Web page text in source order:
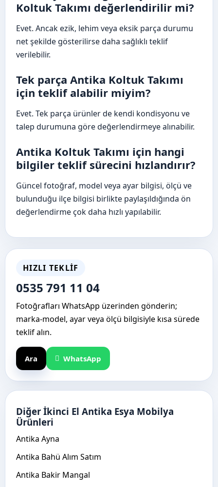
Koltuk Takımı değerlendirilir mi?
Evet. Ancak ezik, lehim veya eksik parça durumu
net şekilde gösterilirse daha sağlıklı teklif
verilebilir.
Tek parça Antika Koltuk Takımı
için teklif alabilir miyim?
Evet. Tek parça ürünler de kendi kondisyonu ve
talep durumuna göre değerlendirmeye alınabilir.
Antika Koltuk Takımı için hangi
bilgiler teklif sürecini hızlandırır?
Güncel fotoğraf, model veya ayar bilgisi, ölçü ve
bulunduğu ilçe bilgisi birlikte paylaşıldığında ön
değerlendirme çok daha hızlı yapılabilir.
HIZLI TEKLIF
0535 791 11 04
Fotoğrafları WhatsApp üzerinden gönderin;
marka-model, ayar veya ölçü bilgisiyle kısa sürede
teklif alın.
Ara WhatsApp
Diğer İkinci El Antika Esya Mobilya
Ürünleri
Antika Ayna
Antika Bahü Alım Satım
Antika Bakir Mangal